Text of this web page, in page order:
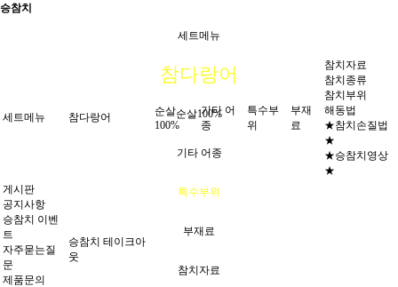
승참치
세트메뉴
참다랑어
순살100%
기타 어종
특수부위
부재료
참치자료
세트메뉴 참다랑어
순살
100%
기타 어
종
특수부
위
부재
료
참치자료
참치종류
참치부위
해동법
★참치손질법
★
★승참치영상
★
게시판
공지사항
승참치 이벤
트
자주묻는질
문
제품문의
승참치 테이크아
웃